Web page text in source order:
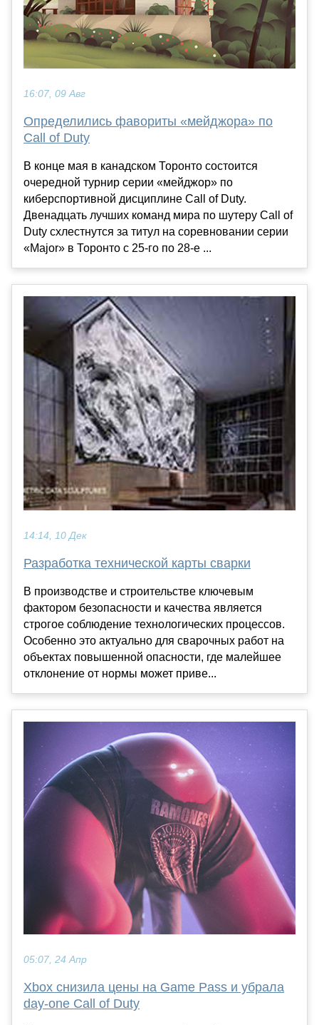
16:07, 09 Авг
Определились фавориты «мейджора» по
Call of Duty
В конце мая в канадском Торонто состоится
очередной турнир серии «мейджор» по
киберспортивной дисциплине Call of Duty.
Двенадцать лучших команд мира по шутеру Call of
Duty схлестнутся за титул на соревновании серии
«Major» в Торонто с 25-го по 28-е ...
14:14, 10 Дек
Разработка технической карты сварки
В производстве и строительстве ключевым
фактором безопасности и качества является
строгое соблюдение технологических процессов.
Особенно это актуально для сварочных работ на
объектах повышенной опасности, где малейшее
отклонение от нормы может приве...
05:07, 24 Апр
Xbox снизила цены на Game Pass и убрала
day-one Call of Duty